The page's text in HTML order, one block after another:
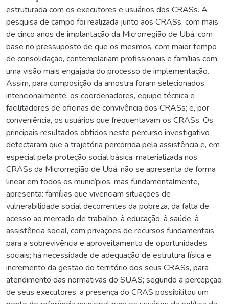
estruturada com os executores e usuários dos CRASs. A
pesquisa de campo foi realizada junto aos CRASs, com mais
de cinco anos de implantação da Microrregião de Ubá, com
base no pressuposto de que os mesmos, com maior tempo
de consolidação, contemplariam profissionais e famílias com
uma visão mais engajada do processo de implementação.
Assim, para composição da amostra foram selecionados,
intencionalmente, os coordenadores, equipe técnica e
facilitadores de oficinas de convivência dos CRASs; e, por
conveniência, os usuários que frequentavam os CRASs. Os
principais resultados obtidos neste percurso investigativo
detectaram que a trajetória percorrida pela assistência e, em
especial pela proteção social básica, materializada nos
CRASs da Microrregião de Ubá, não se apresenta de forma
linear em todos os municípios, mas fundamentalmente,
apresenta: famílias que vivenciam situações de
vulnerabilidade social decorrentes da pobreza, da falta de
acesso ao mercado de trabalho, à educação, à saúde, à
assistência social, com privações de recursos fundamentais
para a sobrevivência e aproveitamento de oportunidades
sociais; há necessidade de adequação de estrutura física e
incremento da gestão do território dos seus CRASs, para
atendimento das normativas do SUAS; segundo a percepção
de seus executores, a presença do CRAS possibilitou um